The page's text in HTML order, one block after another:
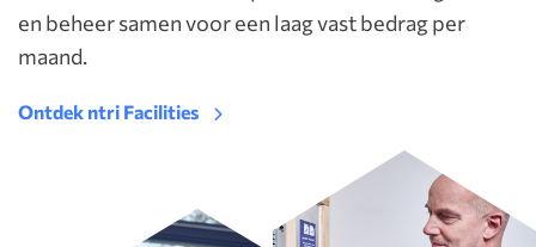
en beheer samen voor een laag vast bedrag per
maand.
Ontdek ntri Facilities